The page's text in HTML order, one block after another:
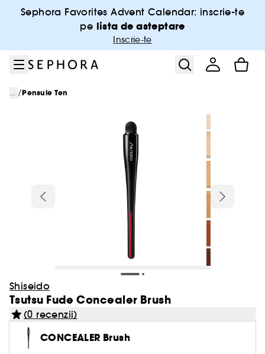
Sephora Favorites Advent Calendar: inscrie-te
pe lista de asteptare
Inscrie-te
... /Pensule Ten
Shiseido
Tsutsu Fude Concealer Brush
(0 recenzii)
CONCEALER Brush